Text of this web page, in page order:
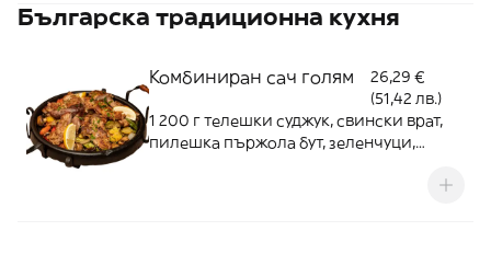
Българска традиционна кухня
Комбиниран сач голям
26,29 €
(51,42 лв.)
1 200 г телешки суджук, свински врат,
пилешка пържола бут, зеленчуци,